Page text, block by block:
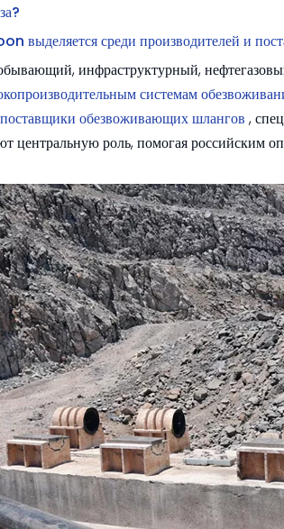
выделяется среди производителей и
инфраструктурный,
системам
обезвоживающих шлангов ,
центральную роль, помогая российским